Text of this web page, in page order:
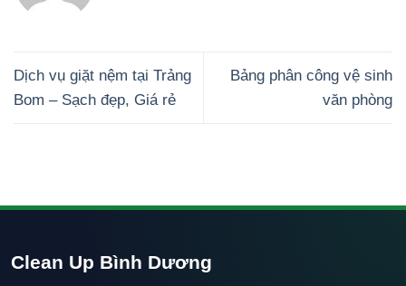
Dịch vụ giặt nệm tại Trảng
Bom – Sạch đẹp, Giá rẻ
Bảng phân công vệ sinh
văn phòng
Clean Up Bình Dương